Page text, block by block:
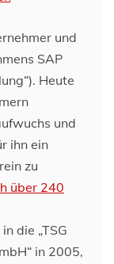
und
SAP
Heute
und
ihn ein
zu
über 240
die „TSG
in 2005,